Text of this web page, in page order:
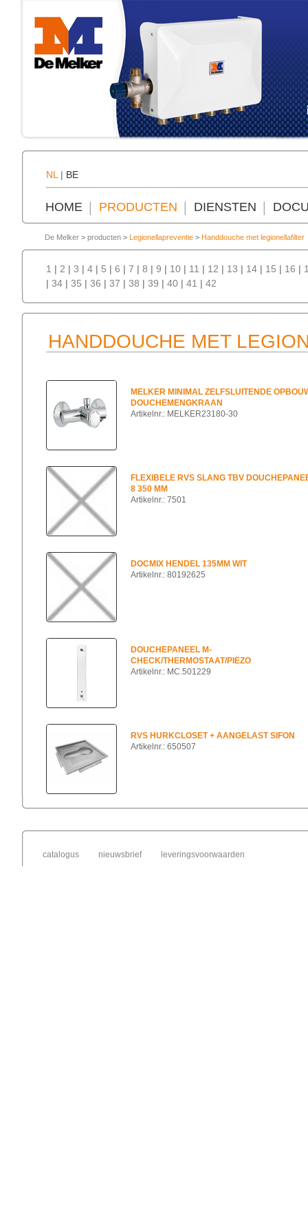
NL | BE
HOME PRODUCTEN DIENSTEN
De Melker > producten > Legionellapreventie > Handdouche met legionellafilter
1 | 2 | 3 | 4 | 5 | 6 | 7 | 8 | 9 | 10 | 11 | 12 | 13 | 14 | 15 | 16 |
| 34 | 35 | 36 | 37 | 38 | 39 | 40 | 41 | 42
HANDDOUCHE MET
MELKER MINIMAL ZELFSLUITENDE
DOUCHEMENGKRAAN
Artikelnr.: MELKER23180-30
FLEXIBELE RVS SLANG TBV
8 350 MM
Artikelnr.: 7501
DOCMIX HENDEL 135MM WIT
Artikelnr.: 80192625
DOUCHEPANEEL M-
CHECK/THERMOSTAAT/PIËZO
Artikelnr.: MC.501229
RVS HURKCLOSET + AANGELAST SIFON
Artikelnr.: 650507
catalogus nieuwsbrief leveringsvoorwaarden